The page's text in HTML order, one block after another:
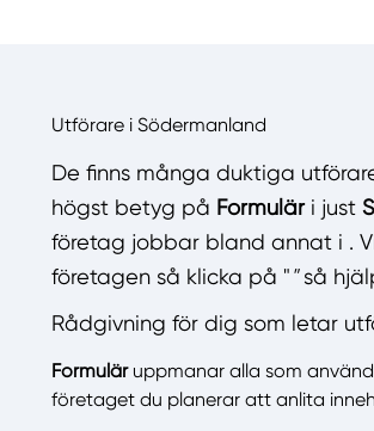
Utförare i Södermanland
De finns många duktiga
högst betyg på Formuläri just
företag jobbar bland annat i .
företagen så klicka på ""så
Rådgivning för dig som letar
Formuläruppmanar alla som
företaget du planerar att anlita